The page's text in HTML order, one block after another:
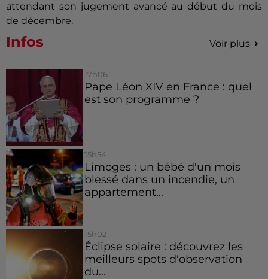
attendant son jugement avancé au début du mois
de décembre.
Infos Voir plus
17h06
Pape Léon XIV en France : quel
est son programme ?
15h54
Limoges : un bébé d'un mois
blessé dans un incendie, un
appartement...
15h02
Éclipse solaire : découvrez les
meilleurs spots d'observation
du...